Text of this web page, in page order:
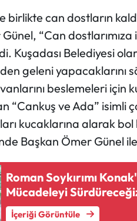
birlikte can dostların
“Can
Kuşadası Belediyesi
geleni yapacaklarını
beslemeleri için
“Cankuş ve Ada” isimli
kucaklarına alarak
Başkan Ömer Günel
Roman Soykırımı
Mücadeleyi
İçeriği Görüntüle